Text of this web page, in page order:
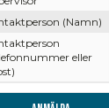
(Namn)
eller